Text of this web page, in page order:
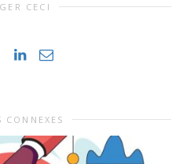
CECI
CONNEXES